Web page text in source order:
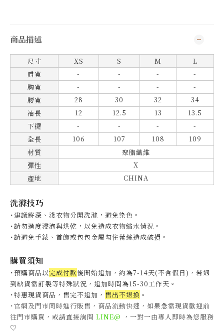
商品描述
尺寸 XS S M
L
肩寬
- - -
-
胸寬
- - -
-
腰寬
28 30 32
34
袖長
12 12.5 13
13.5
下擺
- - -
-
全長
106 107 108
109
材質
聚脂纖維
彈性
X
產地
CHINA
洗滌技巧
˙建議將深、淺衣物分開洗滌，避免染色。
˙請勿過度浸泡與烘乾，以免造成衣物縮水情況。
˙請避免手錶、首飾或包包金屬勾住蕾絲造成破損。
購買須知
˙預購商品以完成付款後開始追加，約為7-14天(不含假日)， 若遇
到缺貨需訂製等特殊狀況，追加時間為15-30工作天 。
˙特惠現貨商品，售完不追加， 售出不退換 。
˙官網及門市同時進行販售，商品流動快速，如果急需現貨歡迎前
往門市購買，或請直接詢問 LINE@ ，一對一由專人即時為您服務
♡